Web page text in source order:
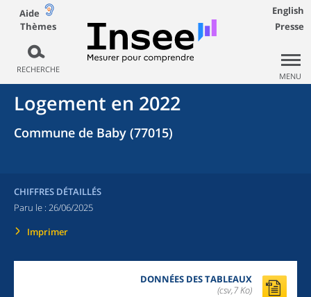
Aide
Thèmes
RECHERCHE
English
Presse
MENU
Logement en 2022
Commune de Baby (77015)
CHIFFRES DÉTAILLÉS
Paru le : 26/06/2025
Imprimer
DONNÉES DES TABLEAUX
(csv,7 Ko)